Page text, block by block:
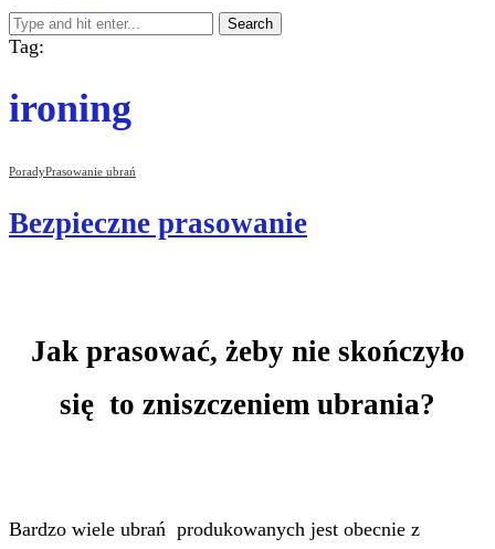
Search
Tag:
ironing
PoradyPrasowanie ubrań
Bezpieczne prasowanie
Jak prasować, żeby nie skończyło
się to zniszczeniem ubrania?
Bardzo wiele ubrań produkowanych jest obecnie z